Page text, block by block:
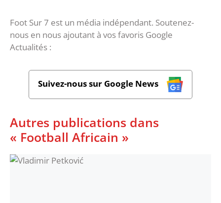
Foot Sur 7 est un média indépendant. Soutenez-
nous en nous ajoutant à vos favoris Google
Actualités :
Suivez-nous sur Google News
Autres publications dans
« Football Africain »